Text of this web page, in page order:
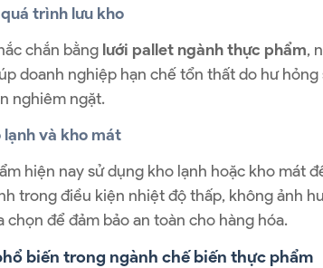
trình lưu kho
chắn bằng lưới pallet ngành thực phẩm,
doanh nghiệp hạn chế tổn thất do hư
nghiêm ngặt.
và kho mát
hiện nay sử dụng kho lạnh hoặc kho mát
trong điều kiện nhiệt độ thấp, không ảnh
để đảm bảo an toàn cho hàng hóa.
biến trong ngành chế biến thực phẩm